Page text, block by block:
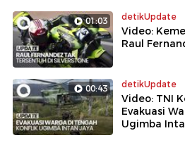
01:03 detikUpdate
Video:
Raul
00:43 detikUpdate
Video: TNI
Evakuasi
Ugimba